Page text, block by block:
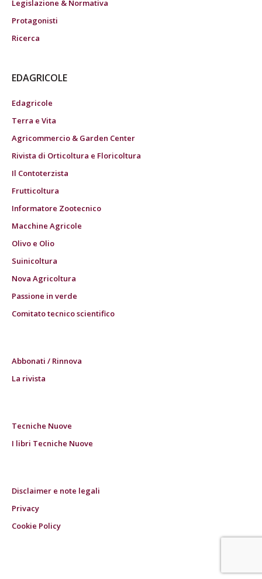
Legislazione & Normativa
Protagonisti
Ricerca
EDAGRICOLE
Edagricole
Terra e Vita
Agricommercio & Garden Center
Rivista di Orticoltura e Floricoltura
Il Contoterzista
Frutticoltura
Informatore Zootecnico
Macchine Agricole
Olivo e Olio
Suinicoltura
Nova Agricoltura
Passione in verde
Comitato tecnico scientifico
Abbonati / Rinnova
La rivista
Tecniche Nuove
I libri Tecniche Nuove
Disclaimer e note legali
Privacy
Cookie Policy